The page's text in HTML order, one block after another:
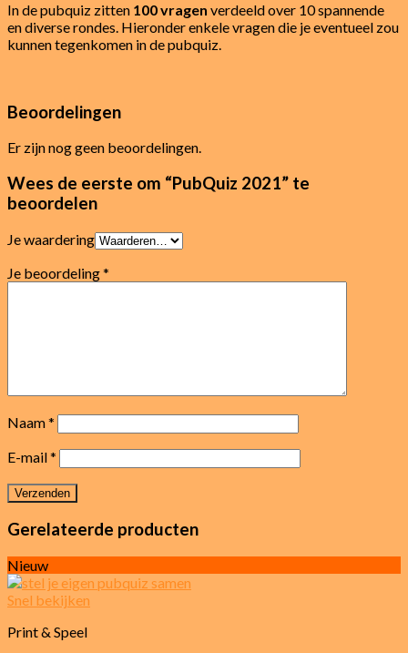
In de pubquiz zitten 100 vragen verdeeld over 10 spannende
en diverse rondes. Hieronder enkele vragen die je eventueel zou
kunnen tegenkomen in de pubquiz.
Beoordelingen
Er zijn nog geen beoordelingen.
Wees de eerste om “PubQuiz 2021” te
beoordelen
Je waardering
Je beoordeling*
Naam*
E-mail*
Gerelateerde producten
Nieuw
Snel bekijken
Print & Speel